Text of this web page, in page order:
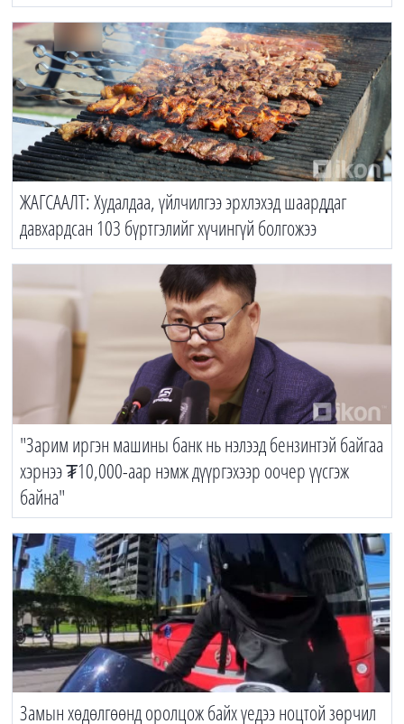
ЖАГСААЛТ: Худалдаа, үйлчилгээ эрхлэхэд шаарддаг
давхардсан 103 бүртгэлийг хүчингүй болгожээ
"Зарим иргэн машины банк нь нэлээд бензинтэй байгаа
хэрнээ ₮10,000-аар нэмж дүүргэхээр оочер үүсгэж
байна"
Замын хөдөлгөөнд оролцож байх үедээ ноцтой зөрчил